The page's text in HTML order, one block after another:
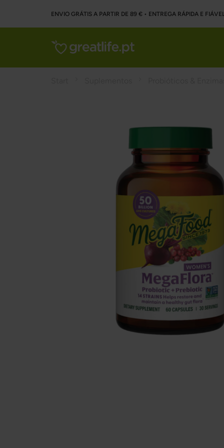
ENVIO GRÁTIS A PARTIR DE 89 € • ENTREGA RÁPIDA E